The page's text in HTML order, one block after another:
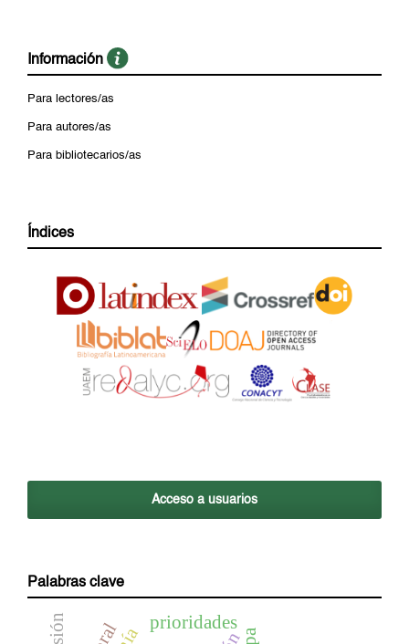
Información
Para lectores/as
Para autores/as
Para bibliotecarios/as
Índices
Acceso a usuarios
Palabras clave
prioridades